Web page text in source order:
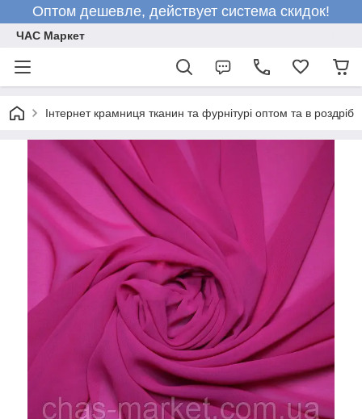
Оптом дешевле, действует система скидок!
ЧАС Маркет
Інтернет крамниця тканин та фурнітурі оптом та в роздріб